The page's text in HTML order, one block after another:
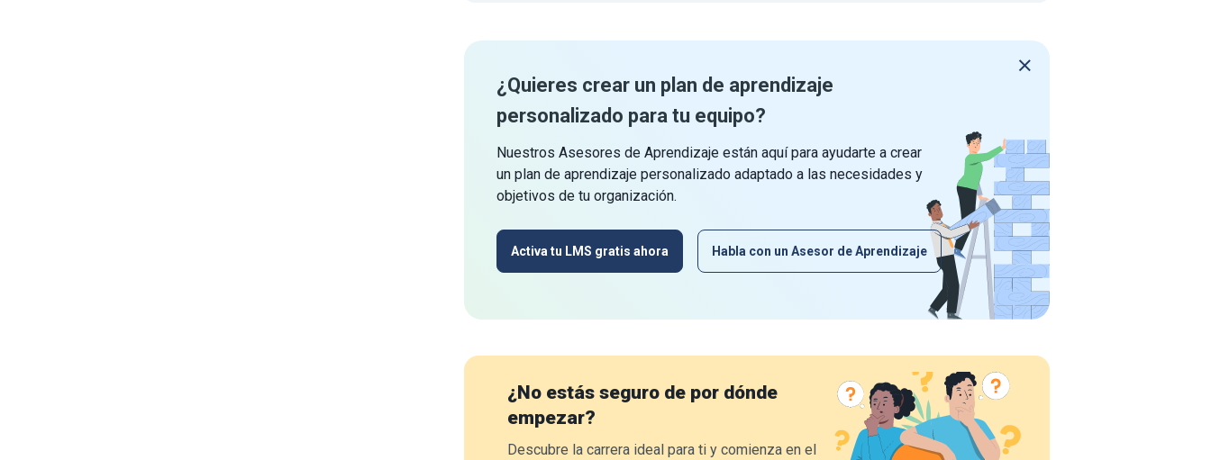
¿Quieres crear un plan de aprendizaje
personalizado para tu equipo?
Nuestros Asesores de Aprendizaje están aquí para ayudarte a crear
un plan de aprendizaje personalizado adaptado a las necesidades y
objetivos de tu organización.
Activa tu LMS gratis ahora Habla con un Asesor de Aprendizaje
¿No estás seguro de por dónde
empezar?
Descubre la carrera ideal para ti y comienza en el